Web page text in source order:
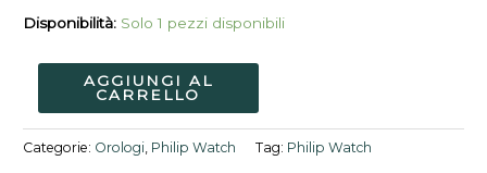
Disponibilità: Solo 1 pezzi disponibili
AGGIUNGI AL
CARRELLO
Categorie: Orologi Philip Watch Tag: Philip Watch